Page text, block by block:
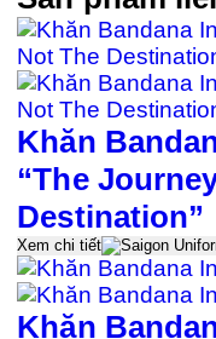
Khăn
“The
Destination”
Xem chi tiết
Khăn